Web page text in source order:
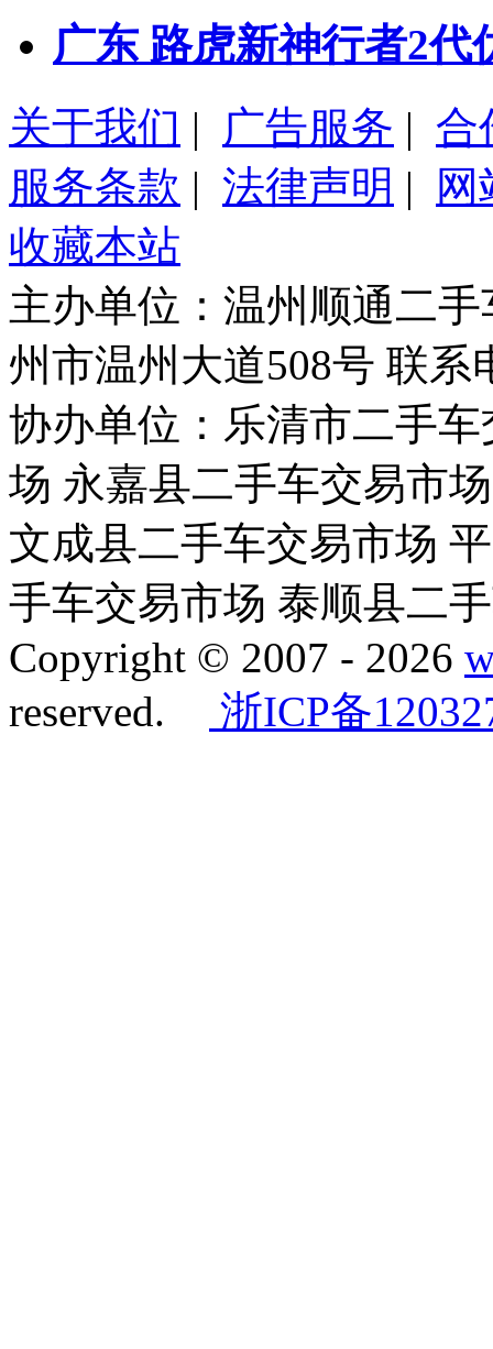
广东 路虎新神行者2代
关于我们 | 广告服务 | 合
服务条款 | 法律声明 |
收藏本站
主办单位：温州顺通二
州市温州大道508号 联系
协办单位：乐清市二手
场 永嘉县二手车交易市
文成县二手车交易市场
手车交易市场 泰顺县二
Copyright © 2007 - 2026
reserved.
浙ICP备